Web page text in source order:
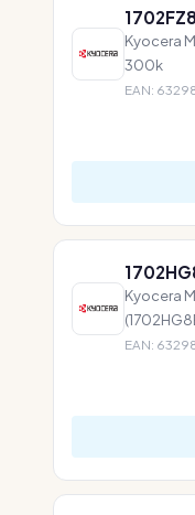
Kyocera
300k
EAN:
Kyocera
EAN: